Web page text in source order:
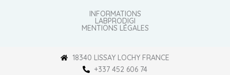
INFORMATIONS
LABPRODIGI
MENTIONS LÉGALES
18340 LISSAY LOCHY FRANCE
+337 452 606 74